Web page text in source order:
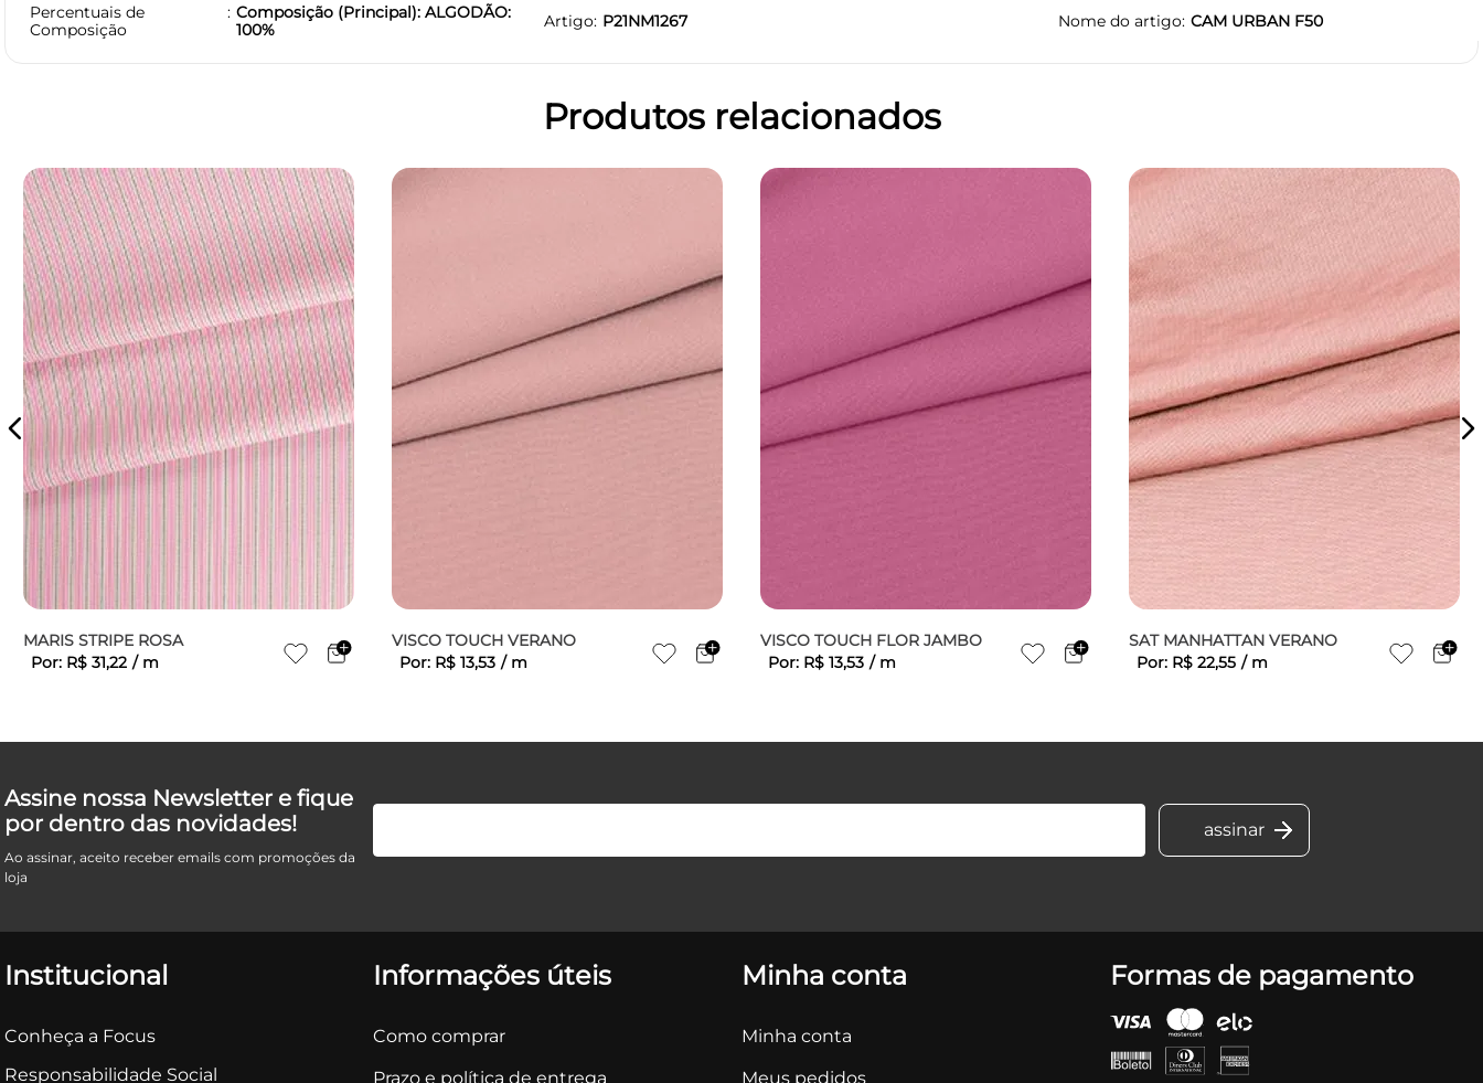
Percentuais de
Composição
Composição (Principal): ALGODÃO:
100%
Artigo P21NM1267 Nome do artigo CAM URBAN F50
Produtos relacionados
MARIS STRIPE ROSA
Por: R$ 31,22 / m
VISCO TOUCH VERANO
Por: R$ 13,53 / m
VISCO TOUCH FLOR JAMBO
Por: R$ 13,53 / m
SAT MANHATTAN VERANO
Por: R$ 22,55 / m
Assine nossa Newsletter e fique
por dentro das novidades!
Ao assinar, aceito receber emails com promoções da
loja
Institucional
Conheça a Focus
Responsabilidade Social
Informações úteis
Como comprar
Prazo e política de entrega
Minha conta
Minha conta
Meus pedidos
Formas de pagamento